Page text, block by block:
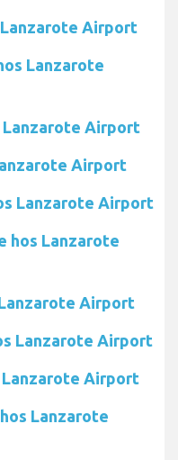
Airport
Lanzarote
Airport
Airport
Lanzarote Airport
hos Lanzarote
Airport
Lanzarote Airport
Airport
Lanzarote